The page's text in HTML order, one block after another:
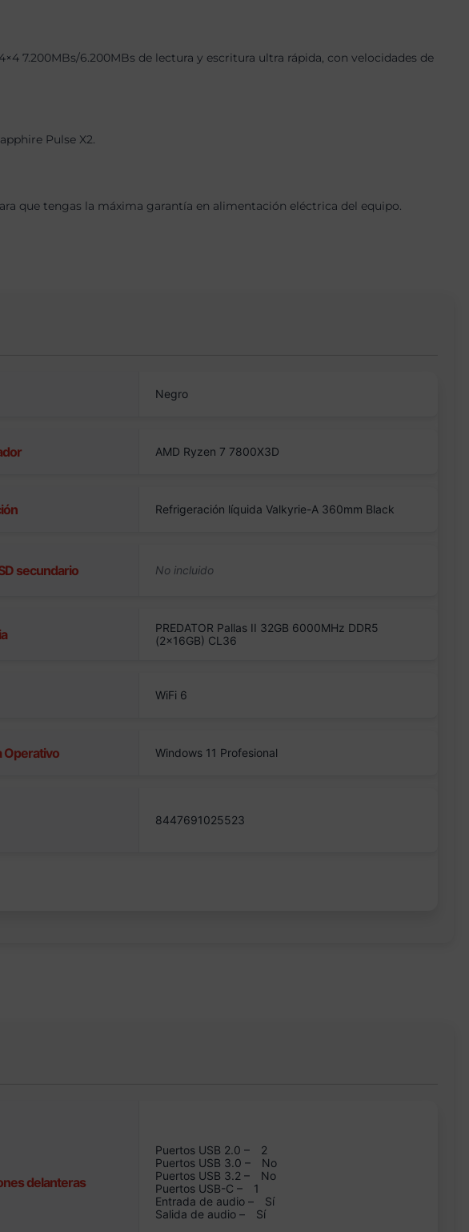
7.200MBs/6.200MBs de lectura y escritura ultra rápida, con velocidades de
Pulse X2.
que tengas la máxima garantía en alimentación eléctrica del equipo.
Negro
AMD Ryzen 7 7800X3D
Refrigeración líquida Valkyrie-A 360mm Black
secundario
PREDATOR Pallas II 32GB 6000MHz DDR5
(2x16GB) CL36
WiFi 6
Operativo Windows 11 Profesional
8447691025523
delanteras
Puertos USB 2.0 –
2
Puertos USB 3.0 –
No
Puertos USB 3.2 –
No
Puertos USB-C –
1
Entrada de audio –
Sí
Salida de audio –
Sí